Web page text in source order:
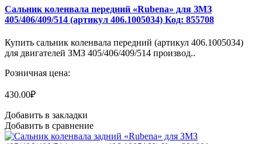
Сальник коленвала передний «Rubena» для ЗМЗ
405/406/409/514 (артикул 406.1005034) Код: 855708
Купить сальник коленвала передний (артикул 406.1005034)
для двигателей ЗМЗ 405/406/409/514 производ..
Розничная цена:
430.00₽
Добавить в закладки
Добавить в сравнение